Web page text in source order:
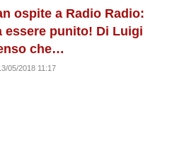
ospite a Radio Radio:
essere punito! Di Luigi
che…
05/2018 11:17